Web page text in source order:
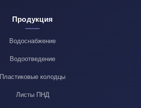
Продукция
Водоснабжение
Водоотведение
Пластиковые колодцы
Листы ПНД